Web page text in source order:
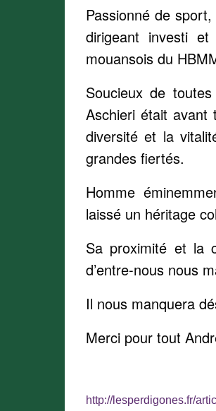
Passionné de
dirigeant investi
mouansois du
Soucieux de
Aschieri était
diversité et la
grandes fiertés.
Homme
laissé un héritage
Sa proximité et la
d’entre-nous nous
Il nous manquera
Merci pour tout
http://lesperdigones.fr/